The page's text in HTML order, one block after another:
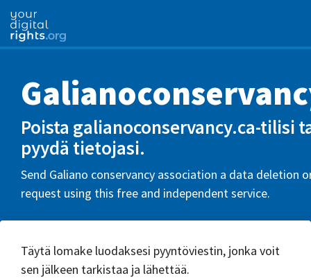
Poista galianoconservancy.ca-tilisi
pyydä tietojasi.
Send Galiano conservancy association a data deletion
request using this free and independent service.
Täytä lomake luodaksesi pyyntöviestin, jonka voit
sen jälkeen tarkistaa ja lähettää.